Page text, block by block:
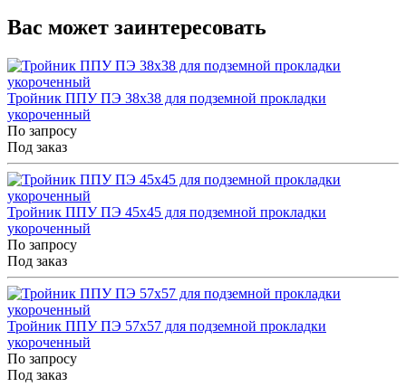
Вас может заинтересовать
Тройник ППУ ПЭ 38x38 для подземной прокладки
укороченный
По запросу
Под заказ
Тройник ППУ ПЭ 45x45 для подземной прокладки
укороченный
По запросу
Под заказ
Тройник ППУ ПЭ 57x57 для подземной прокладки
укороченный
По запросу
Под заказ